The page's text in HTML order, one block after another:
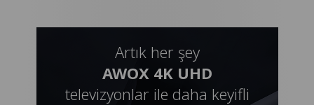
Artık her şey
AWOX 4K UHD
televizyonlar ile daha keyifli